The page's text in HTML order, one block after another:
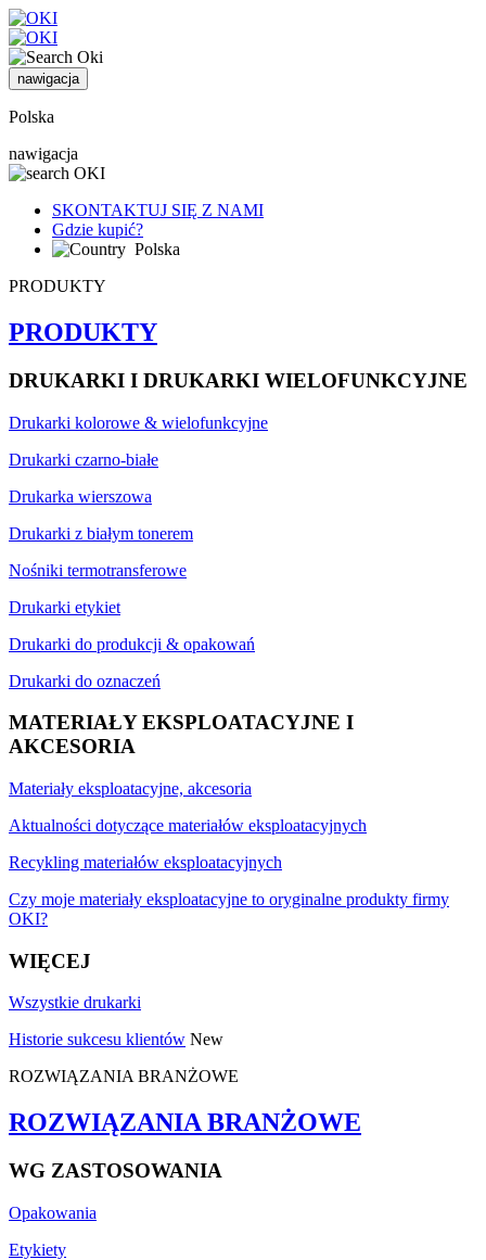
nawigacja
Polska
nawigacja
SKONTAKTUJ SIĘ Z NAMI
Gdzie kupić?
Polska
PRODUKTY
PRODUKTY
DRUKARKI I DRUKARKI WIELOFUNKCYJNE
Drukarki kolorowe & wielofunkcyjne
Drukarki czarno-białe
Drukarka wierszowa
Drukarki z białym tonerem
Nośniki termotransferowe
Drukarki etykiet
Drukarki do produkcji & opakowań
Drukarki do oznaczeń
MATERIAŁY EKSPLOATACYJNE I
AKCESORIA
Materiały eksploatacyjne, akcesoria
Aktualności dotyczące materiałów eksploatacyjnych
Recykling materiałów eksploatacyjnych
Czy moje materiały eksploatacyjne to oryginalne produkty firmy
OKI?
WIĘCEJ
Wszystkie drukarki
Historie sukcesu klientów New
ROZWIĄZANIA BRANŻOWE
ROZWIĄZANIA BRANŻOWE
WG ZASTOSOWANIA
Opakowania
Etykiety